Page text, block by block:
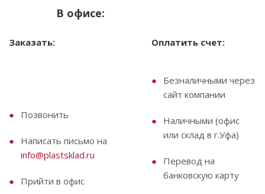
В офисе:
Заказать: Оплатить счет:
Позвонить
Написать письмо на
info@plastsklad.ru
Прийти в офис
Безналичными через
сайт компании
Наличными (офис
или склад в г.Уфа)
Перевод на
банковскую карту